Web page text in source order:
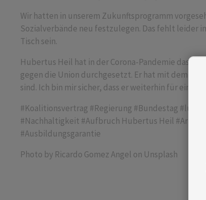
Wir hatten in unserem Zukunftsprogramm
Sozialverbände neu festzulegen. Das fehlt leider
Tisch sein.
Hubertus Heil hat in der Corona-Pandemie das
gegen die Union durchgesetzt. Er hat mit dem
sind. Ich bin mir sicher, dass er weiterhin für eine
#Koalitionsvertrag #Regierung #Bundestag
#Nachhaltigkeit #Aufbruch Hubertus Heil #Arbeit
#Ausbildungsgarantie
Photo by Ricardo Gomez Angel on Unsplash